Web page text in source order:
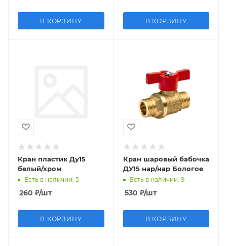
В КОРЗИНУ В КОРЗИНУ
Кран пластик Ду15
белый/хром
Есть в наличии: 5
260 ₽/шт
В КОРЗИНУ
Кран шаровый бабочка
ДУ15 нар/нар Бологое
Есть в наличии: 9
530 ₽/шт
В КОРЗИНУ